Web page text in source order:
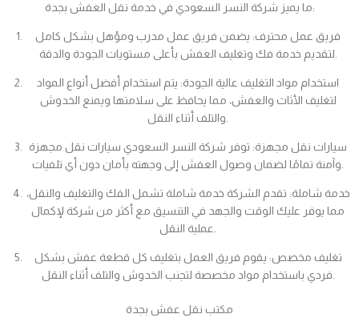
ما يميز شركة النسر السعودي في خدمة نقل العفش بجدة:
فريق عمل محترف: يضمن فريق عمل مدرب ومؤهل بشكل كامل
لتقديم خدمة فك وتغليف العفش بأعلى مستويات الجودة والدقة.
استخدام مواد التغليف عالية الجودة: يتم استخدام أفضل أنواع المواد
لتغليف الأثاث والعفش، مما يحافظ على سلامتها ويمنع الخدوش
والتلف أثناء النقل.
سيارات نقل مجهزة: توفر شركة النسر السعودي سيارات نقل مجهزة
وآمنة تمامًا لضمان وصول العفش إلى وجهته بأمان دون أي تلفيات.
خدمة شاملة: تقدم الشركة خدمة شاملة تشمل الفك والتغليف والنقل،
مما يوفر عليك الوقت والجهد في التنسيق مع أكثر من شركة لإكمال
عملية النقل.
تغليف مخصص: يقوم فريق العمل بتغليف كل قطعة عفش بشكل
فردي باستخدام مواد مخصصة لتجنب الخدوش والتلف أثناء النقل.
مكتب نقل عفش بجدة